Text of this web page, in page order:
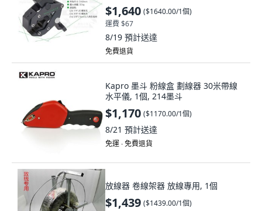
$1,640 ($1640.00/1個)
運費 $67
8/19 預計送達
免費退貨
Kapro 墨斗 粉線盒 劃線器 30米帶線
水平儀, 1個, 214墨斗
$1,170 ($1170.00/1個)
8/21 預計送達
免運 ∙ 免費退貨
放線器 卷線架器 放線專用, 1個
$1,439 ($1439.00/1個)